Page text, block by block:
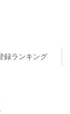
録ランキング